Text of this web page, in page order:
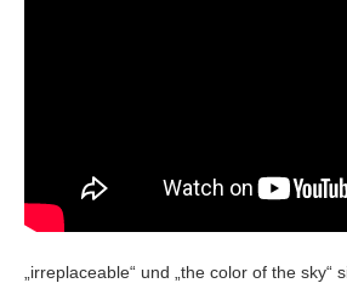
„irreplaceable“ und „the color of the sky“